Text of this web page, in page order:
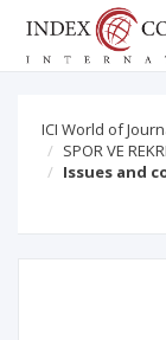
ICI World of
SPOR VE
Issues and